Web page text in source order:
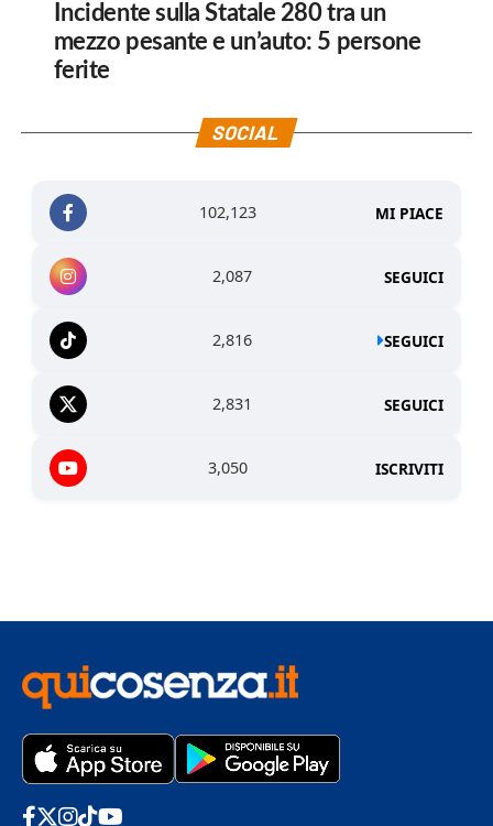
Incidente sulla Statale 280 tra un
mezzo pesante e un’auto: 5 persone
ferite
SOCIAL
102,123 MI PIACE
2,087 SEGUICI
2,816 SEGUICI
2,831 SEGUICI
3,050 ISCRIVITI